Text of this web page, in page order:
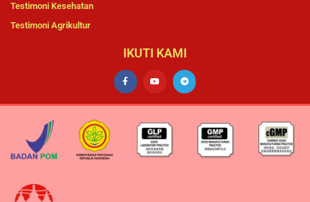
Testimoni Kesehatan
Testimoni Agrikultur
IKUTI KAMI